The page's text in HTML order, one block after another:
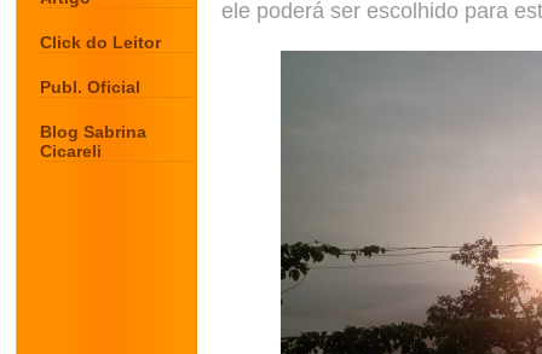
Click do Leitor
Publ. Oficial
Blog Sabrina
Cicareli
ele poderá ser escolhido para